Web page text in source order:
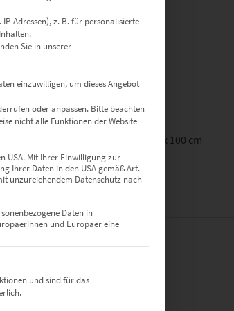
cm, 120 x 80 cm, 135 x 90 cm, 150 x 100 cm
Adressen), z. B. für personalisierte
Sie in unserer
einzuwilligen, um dieses Angebot
oder anpassen. Bitte beachten
nicht alle Funktionen der Website
USA. Mit Ihrer Einwilligung zur
Ihrer Daten in den USA gemäß Art.
unzureichendem Datenschutz nach
Daten in
und Europäer eine
Einwilligung erteilt werden kann. Die erste
und sind für das